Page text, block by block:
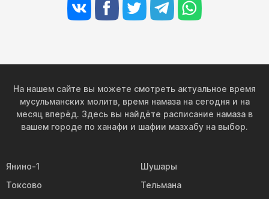
На нашем сайте вы можете смотреть актуальное время
мусульманских молитв, время намаза на сегодня и на
месяц вперёд. Здесь вы найдёте расписание намаза в
вашем городе по ханафи и шафии мазхабу на выбор.
Янино-1
Шушары
Токсово
Тельмана